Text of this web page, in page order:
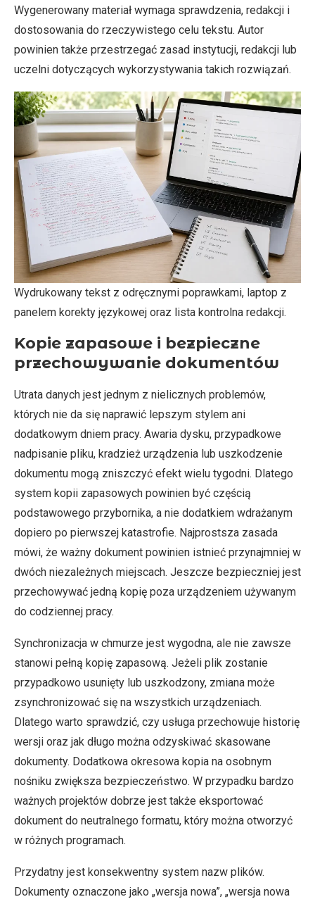
Wygenerowany materiał wymaga sprawdzenia, redakcji i
dostosowania do rzeczywistego celu tekstu. Autor
powinien także przestrzegać zasad instytucji, redakcji lub
uczelni dotyczących wykorzystywania takich rozwiązań.
Wydrukowany tekst z odręcznymi poprawkami, laptop z
panelem korekty językowej oraz lista kontrolna redakcji.
Kopie zapasowe i bezpieczne
przechowywanie dokumentów
Utrata danych jest jednym z nielicznych problemów,
których nie da się naprawić lepszym stylem ani
dodatkowym dniem pracy. Awaria dysku, przypadkowe
nadpisanie pliku, kradzież urządzenia lub uszkodzenie
dokumentu mogą zniszczyć efekt wielu tygodni. Dlatego
system kopii zapasowych powinien być częścią
podstawowego przybornika, a nie dodatkiem wdrażanym
dopiero po pierwszej katastrofie. Najprostsza zasada
mówi, że ważny dokument powinien istnieć przynajmniej w
dwóch niezależnych miejscach. Jeszcze bezpieczniej jest
przechowywać jedną kopię poza urządzeniem używanym
do codziennej pracy.
Synchronizacja w chmurze jest wygodna, ale nie zawsze
stanowi pełną kopię zapasową. Jeżeli plik zostanie
przypadkowo usunięty lub uszkodzony, zmiana może
zsynchronizować się na wszystkich urządzeniach.
Dlatego warto sprawdzić, czy usługa przechowuje historię
wersji oraz jak długo można odzyskiwać skasowane
dokumenty. Dodatkowa okresowa kopia na osobnym
nośniku zwiększa bezpieczeństwo. W przypadku bardzo
ważnych projektów dobrze jest także eksportować
dokument do neutralnego formatu, który można otworzyć
w różnych programach.
Przydatny jest konsekwentny system nazw plików.
Dokumenty oznaczone jako „wersja nowa”, „wersja nowa